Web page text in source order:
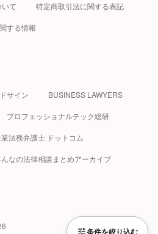
条件を絞り込む
て 特定商取引法に関する表記
する情報
サイン BUSINESS LAWYERS
プロフェッショナルテック総研
法務弁護士 ドットコム
なの法律相談まとめアーカイブ